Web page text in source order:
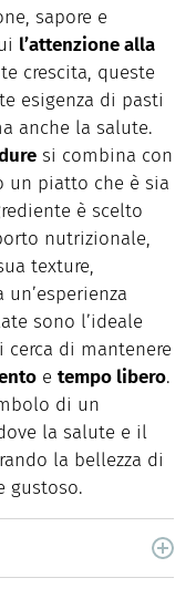
sapore e
l’attenzione alla
crescita, queste
esigenza di pasti
anche la salute.
si combina con
un piatto che è sia
è scelto
nutrizionale,
texture,
sono l’ideale
cerca di mantenere
e tempo libero.
di un
la salute e il
la bellezza di
gustoso.
passo passo.